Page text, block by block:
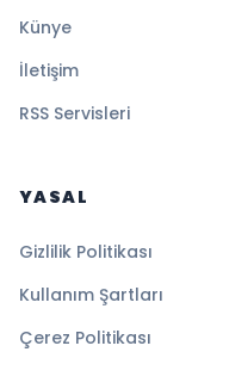
Künye
İletişim
RSS Servisleri
YASAL
Gizlilik Politikası
Kullanım Şartları
Çerez Politikası